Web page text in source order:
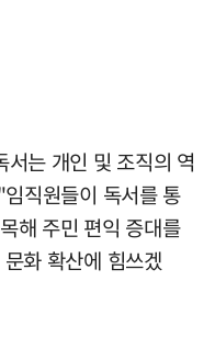
는 개인 및 조직의 역
직원들이 독서를 통
해 주민 편익 증대를
화 확산에 힘쓰겠